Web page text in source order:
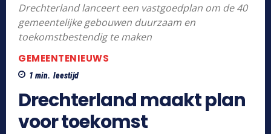
Drechterland lanceert een vastgoedplan om de 40
gemeentelijke gebouwen duurzaam en
toekomstbestendig te maken
GEMEENTENIEUWS
1 min. leestijd
Drechterland maakt plan
voor toekomst